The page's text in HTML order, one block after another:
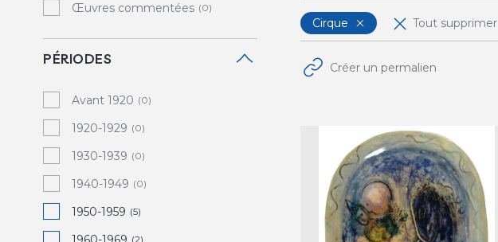
Œuvres commentées (0)
PÉRIODES
Avant 1920 (0)
1920-1929 (0)
1930-1939 (0)
1940-1949 (0)
1950-1959 (5)
(2)
Cirque Tout supprimer
Créer un permalien